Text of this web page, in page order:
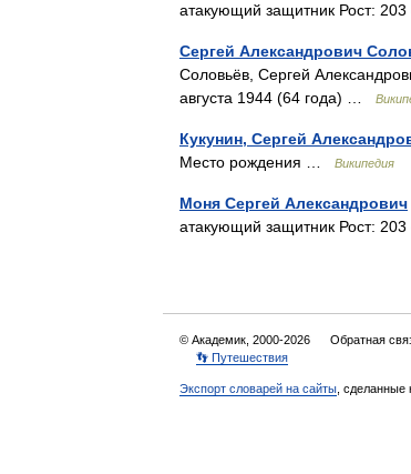
атакующий защитник Рост:
Сергей Александрович
Соловьёв, Сергей
августа 1944 (64 года) …
Кукунин, Сергей
Место рождения …
Википедия
Моня Сергей Александрович
атакующий защитник Рост:
© Академик, 2000-2026 Обратная
👣 Путешествия
Экспорт словарей на сайты , сделанные